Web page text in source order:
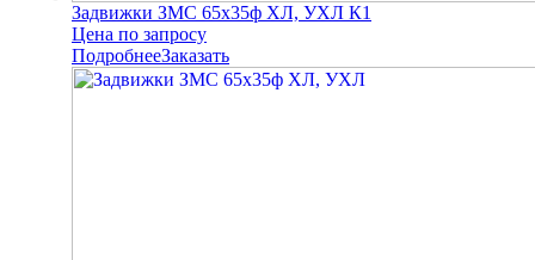
Задвижки ЗМС 65х35ф ХЛ, УХЛ К1
Цена по запросу
ПодробнееЗаказать